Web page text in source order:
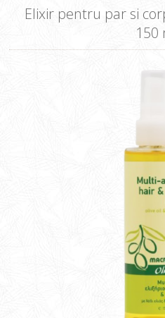
Elixir pentru par si
150